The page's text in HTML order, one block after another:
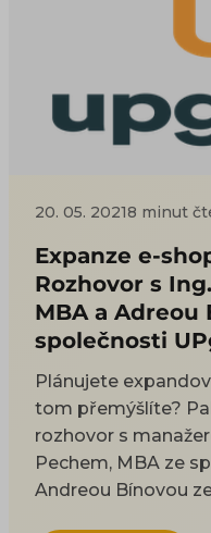
20. 05. 20218 minut
Expanze e-
Rozhovor s
MBA a Adreou
společnosti
Plánujete
tom přemýšlíte?
rozhovor s
Pechem, MBA ze
Andreou Bínovou